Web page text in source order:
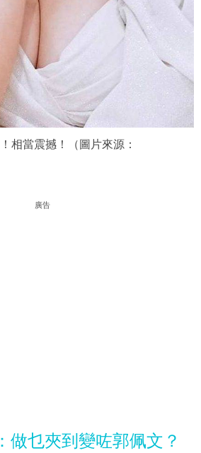
相當震撼！（圖片來源：
廣告
做乜夾到變咗郭佩文？